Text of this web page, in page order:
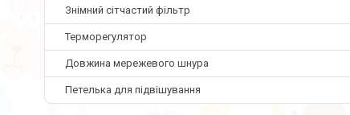
Знімний сітчастий фільтр
Терморегулятор
Довжина мережевого шнура
Петелька для підвішування